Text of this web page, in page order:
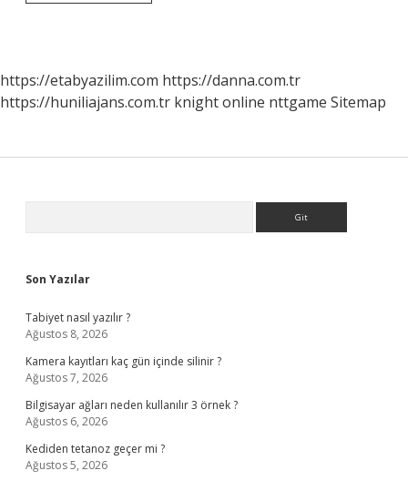
https://etabyazilim.com https://danna.com.tr
https://huniliajans.com.tr knight online nttgame Sitemap
Son Yazılar
Tabiyet nasıl yazılır ?
Ağustos 8, 2026
Kamera kayıtları kaç gün içinde silinir ?
Ağustos 7, 2026
Bilgisayar ağları neden kullanılır 3 örnek ?
Ağustos 6, 2026
Kediden tetanoz geçer mi ?
Ağustos 5, 2026